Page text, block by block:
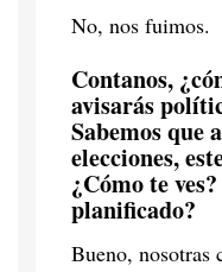
No, nos fuimos.
Contanos,
avisarás
Sabemos que
elecciones,
¿Cómo te
planificado?
Bueno,